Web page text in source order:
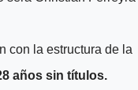
con la estructura de la
años sin títulos.